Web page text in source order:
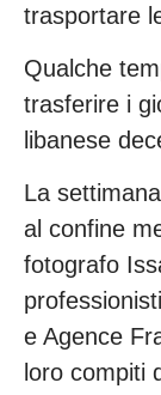
trasportare
Qualche
trasferire i
libanese
La
al confine
fotografo
e Agence
loro compiti